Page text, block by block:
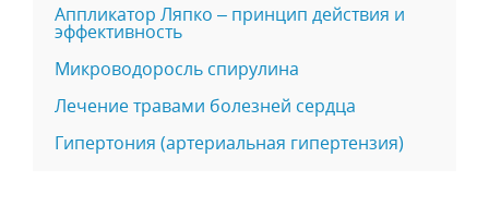
Аппликатор Ляпко – принцип действия и
эффективность
Микроводоросль спирулина
Лечение травами болезней сердца
Гипертония (артериальная гипертензия)